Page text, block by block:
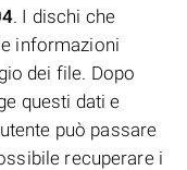
. I dischi che
informazioni
dei file. Dopo
questi dati e
può passare
recuperare i